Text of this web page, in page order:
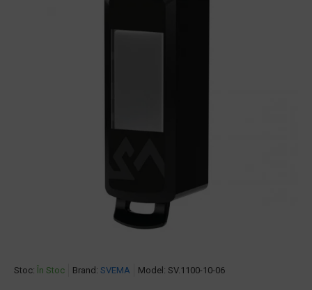
Stoc: În Stoc Brand: SVEMA Model: SV.1100-10-06